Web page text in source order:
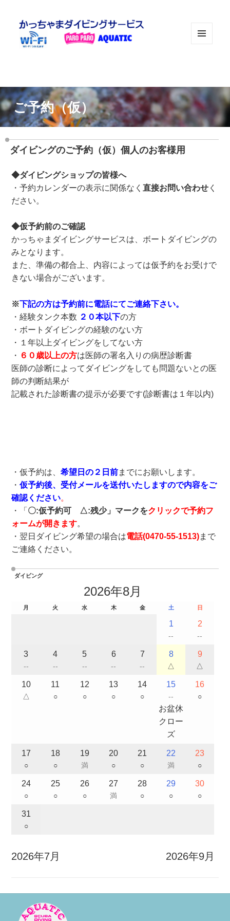
ご予約（仮）
ダイビングのご予約（仮）個人のお客様用
◆ダイビングショップの皆様へ
・予約カレンダーの表示に関係なく直接お問い合わせ く
ださい。
◆仮予約前のご確認
かっちゃまダイビングサービスは、ボートダイビングの
みとなります。
また、準備の都合上、内容によっては仮予約をお受けで
きない場合がございます。
※下記の方は予約前に電話にてご連絡下さい。
・経験タンク本数 ２０本以下の方
・ボートダイビングの経験のない方
・１年以上ダイビングをしてない方
・ ６０歳以上の方は医師の署名入りの病歴診断書
医師の診断によってダイビングをしても問題ないとの医
師の判断結果が
記載された診断書の提示が必要です(診断書は１年以内)
・仮予約は、希望日の２日前までにお願いします。
・仮予約後、受付メールを送付いたしますので内容をご
確認ください。
・「 〇:仮予約可 △:残少」マークをクリックで予約フ
ォームが開きます。
・翌日ダイビング希望の場合は電話(0470-55-1513)まで
ご連絡ください。
ダイビング
2026年8月
月 火 水 木 金 土 日
1
--
2
--
3
--
4
--
5
--
6
--
7
--
8
△
9
△
10
△
11
○
12
○
13
○
14
○
15
--
お盆休
クロー
ズ
16
○
17
○
18
○
19
満
20
○
21
○
22
満
23
○
24
○
25
○
26
○
27
満
28
○
29
○
30
○
31
○
2026年7月 2026年9月